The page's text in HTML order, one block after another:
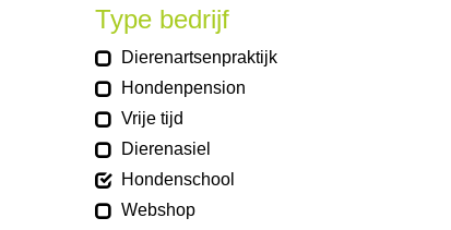
Type bedrijf
Dierenartsenpraktijk
Hondenpension
Vrije tijd
Dierenasiel
Hondenschool
Webshop